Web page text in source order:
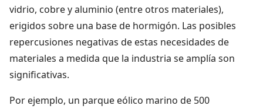
vidrio, cobre y aluminio (entre otros materiales),
erigidos sobre una base de hormigón. Las posibles
repercusiones negativas de estas necesidades de
materiales a medida que la industria se amplía son
significativas.
Por ejemplo, un parque eólico marino de 500